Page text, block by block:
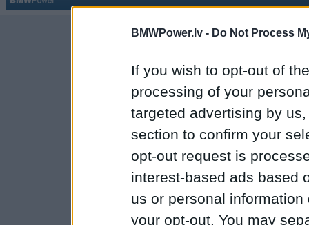
BMWPower.lv - Do Not Process
If you wish to opt-out of
processing of your
targeted advertising by
section to confirm your
opt-out request is
interest-based ads based
us or personal
your opt-out. You may